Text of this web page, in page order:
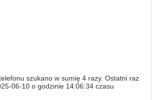
szukano w sumię 4 razy. Ostatni raz
06-10 o godzinie 14:06:34 czasu